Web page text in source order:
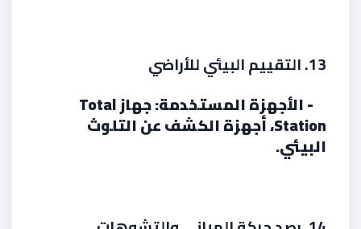
13. التقييم البيئي للأراضي
- الأجهزة المستخدمة: جهاز Total
Station، أجهزة الكشف عن التلوث
البيئي.